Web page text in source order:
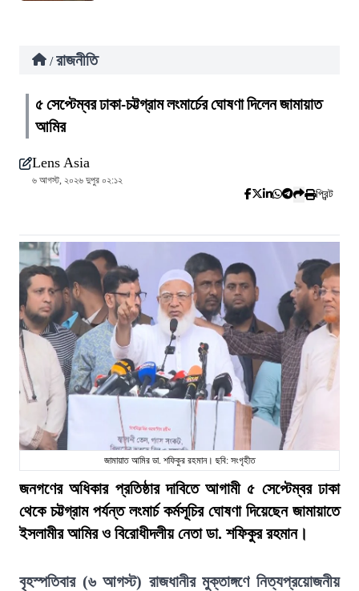
/ রাজনীতি
৫ সেপ্টেম্বর ঢাকা-চট্টগ্রাম লংমার্চের ঘোষণা দিলেন জামায়াত
আমির
Lens Asia
৬ আগস্ট, ২০২৬ দুপুর ০২:১২
প্রিন্ট
জামায়াত আমির ডা. শফিকুর রহমান। ছবি: সংগৃহীত
জনগণের অধিকার প্রতিষ্ঠার দাবিতে আগামী ৫ সেপ্টেম্বর ঢাকা
থেকে চট্টগ্রাম পর্যন্ত লংমার্চ কর্মসূচির ঘোষণা দিয়েছেন জামায়াতে
ইসলামীর আমির ও বিরোধীদলীয় নেতা ডা. শফিকুর রহমান।
বৃহস্পতিবার (৬ আগস্ট) রাজধানীর মুক্তাঙ্গণে নিত্যপ্রয়োজনীয়